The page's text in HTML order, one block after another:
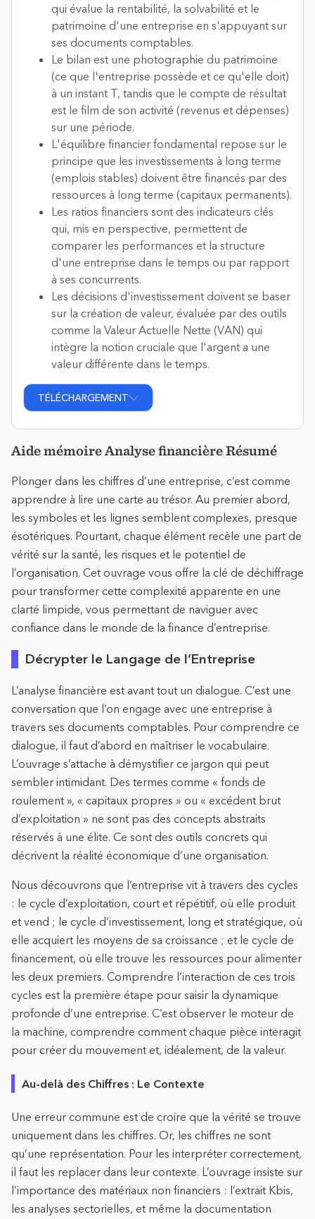
qui évalue la rentabilité, la solvabilité et le
patrimoine d'une entreprise en s'appuyant sur
ses documents comptables.
Le bilan est une photographie du patrimoine
(ce que l'entreprise possède et ce qu'elle doit)
à un instant T, tandis que le compte de résultat
est le film de son activité (revenus et dépenses)
sur une période.
L'équilibre financier fondamental repose sur le
principe que les investissements à long terme
(emplois stables) doivent être financés par des
ressources à long terme (capitaux permanents).
Les ratios financiers sont des indicateurs clés
qui, mis en perspective, permettent de
comparer les performances et la structure
d'une entreprise dans le temps ou par rapport
à ses concurrents.
Les décisions d'investissement doivent se baser
sur la création de valeur, évaluée par des outils
comme la Valeur Actuelle Nette (VAN) qui
intègre la notion cruciale que l'argent a une
valeur différente dans le temps.
TÉLÉCHARGEMENT
Aide mémoire Analyse financière Résumé
Plonger dans les chiffres d’une entreprise, c’est comme
apprendre à lire une carte au trésor. Au premier abord,
les symboles et les lignes semblent complexes, presque
ésotériques. Pourtant, chaque élément recèle une part de
vérité sur la santé, les risques et le potentiel de
l’organisation. Cet ouvrage vous offre la clé de déchiffrage
pour transformer cette complexité apparente en une
clarté limpide, vous permettant de naviguer avec
confiance dans le monde de la finance d’entreprise.
Décrypter le Langage de l’Entreprise
L’analyse financière est avant tout un dialogue. C’est une
conversation que l’on engage avec une entreprise à
travers ses documents comptables. Pour comprendre ce
dialogue, il faut d’abord en maîtriser le vocabulaire.
L’ouvrage s’attache à démystifier ce jargon qui peut
sembler intimidant. Des termes comme « fonds de
roulement », « capitaux propres » ou « excédent brut
d’exploitation » ne sont pas des concepts abstraits
réservés à une élite. Ce sont des outils concrets qui
décrivent la réalité économique d’une organisation.
Nous découvrons que l’entreprise vit à travers des cycles
: le cycle d’exploitation, court et répétitif, où elle produit
et vend ; le cycle d’investissement, long et stratégique, où
elle acquiert les moyens de sa croissance ; et le cycle de
financement, où elle trouve les ressources pour alimenter
les deux premiers. Comprendre l’interaction de ces trois
cycles est la première étape pour saisir la dynamique
profonde d’une entreprise. C’est observer le moteur de
la machine, comprendre comment chaque pièce interagit
pour créer du mouvement et, idéalement, de la valeur.
Au-delà des Chiffres : Le Contexte
Une erreur commune est de croire que la vérité se trouve
uniquement dans les chiffres. Or, les chiffres ne sont
qu’une représentation. Pour les interpréter correctement,
il faut les replacer dans leur contexte. L’ouvrage insiste sur
l’importance des matériaux non financiers : l’extrait Kbis,
les analyses sectorielles, et même la documentation